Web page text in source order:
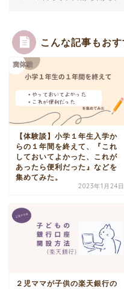
こんな記事もお
【体験談】小学１年生入学か
らの１年間を終えて、『これ
しておいてよかった、これが
あったら便利だった』などを
集めてみた。
2023年1月24日
２児ママが子供の楽天銀行の